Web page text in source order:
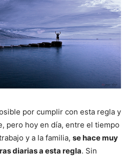
por cumplir con esta regla y
pero hoy en día, entre el tiempo
y a la familia, se hace muy
diarias a esta regla. Sin